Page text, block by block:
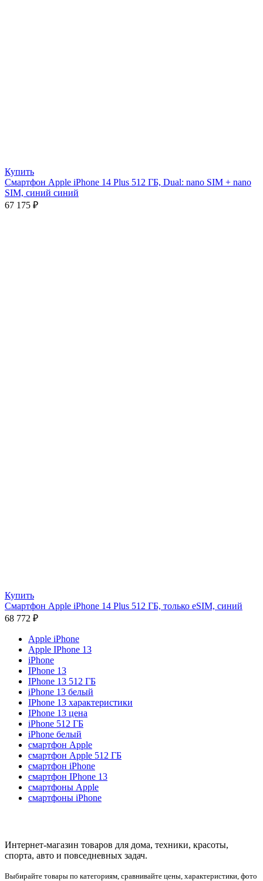
Купить
Смартфон Apple iPhone 14 Plus 512 ГБ, Dual: nano SIM + nano
SIM, синий синий
67 175 ₽
Купить
Смартфон Apple iPhone 14 Plus 512 ГБ, только eSIM, синий
68 772 ₽
Apple iPhone
Apple IPhone 13
iPhone
IPhone 13
IPhone 13 512 ГБ
iPhone 13 белый
IPhone 13 характеристики
IPhone 13 цена
iPhone 512 ГБ
iPhone белый
смартфон Apple
смартфон Apple 512 ГБ
смартфон iPhone
смартфон IPhone 13
смартфоны Apple
смартфоны iPhone
Интернет-магазин товаров для дома, техники, красоты,
спорта, авто и повседневных задач.
Выбирайте товары по категориям, сравнивайте цены, характеристики, фото